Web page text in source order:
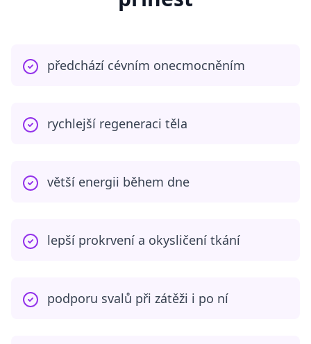
předchází cévním onecmocněním
rychlejší regeneraci těla
větší energii během dne
lepší prokrvení a okysličení tkání
podporu svalů při zátěži i po ní